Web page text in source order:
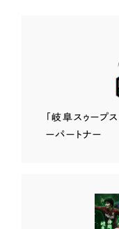
「岐阜スゥープス
ーパートナー